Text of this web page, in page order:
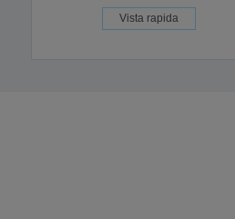
Vista rapida